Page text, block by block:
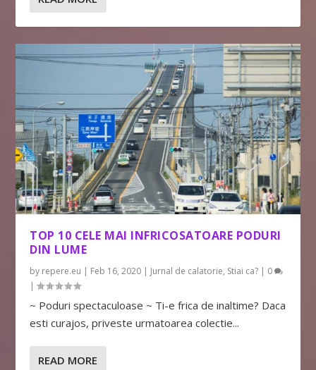
TOP 10 CELE MAI INFRICOSATOARE PODURI
DIN LUME
by repere.eu | Feb 16, 2020 | Jurnal de calatorie, Stiai ca? | 0
|
~ Poduri spectaculoase ~ Ti-e frica de inaltime? Daca
esti curajos, priveste urmatoarea colectie...
READ MORE